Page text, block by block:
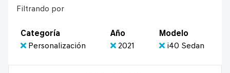
Filtrando por
Categoría
Personalización
Año
2021
Modelo
i40 Sedan